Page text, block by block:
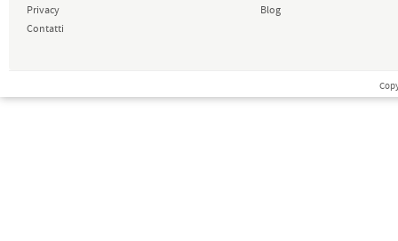
Privacy
Contatti
Blog